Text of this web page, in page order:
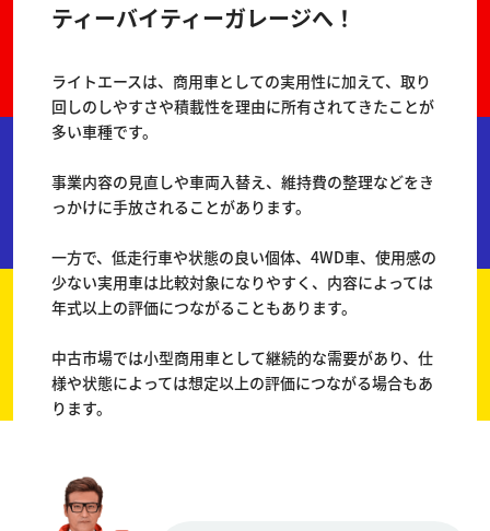
ティーバイティーガレージへ！
ライトエースは、商用車としての実用性に加えて、取り
回しのしやすさや積載性を理由に所有されてきたことが
多い車種です。
事業内容の見直しや車両入替え、維持費の整理などをき
っかけに手放されることがあります。
一方で、低走行車や状態の良い個体、4WD車、使用感の
少ない実用車は比較対象になりやすく、内容によっては
年式以上の評価につながることもあります。
中古市場では小型商用車として継続的な需要があり、仕
様や状態によっては想定以上の評価につながる場合もあ
ります。